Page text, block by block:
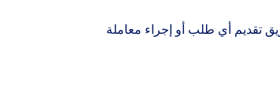
تقديم أي طلب أو إجراء معاملة